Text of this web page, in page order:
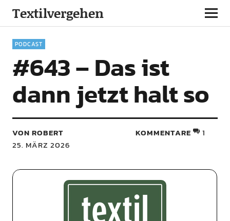
Textilvergehen
PODCAST
#643 – Das ist
dann jetzt halt so
VON ROBERT
25. MÄRZ 2026
KOMMENTARE 1